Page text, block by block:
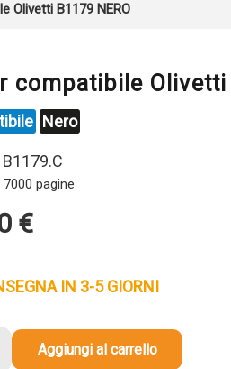
Olivetti B1179 NERO
compatibile Olivetti
Nero
B1179.C
7000 pagine
€
IN 3-5 GIORNI
Aggiungi al carrello